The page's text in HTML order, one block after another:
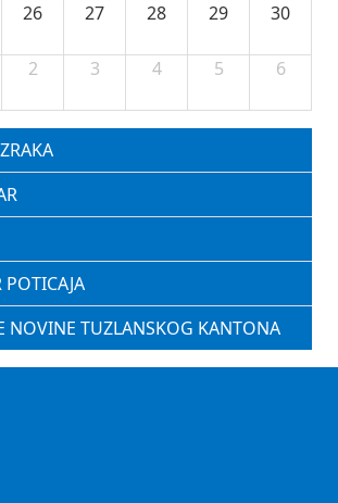
26 27 28 29 30
2 3 4 5 6
POTICAJA
NOVINE TUZLANSKOG KANTONA